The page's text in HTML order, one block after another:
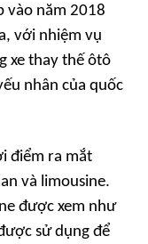
vào năm 2018
với nhiệm vụ
xe thay thế ôtô
nhân của quốc
điểm ra mắt
và limousine.
được xem như
sử dụng để